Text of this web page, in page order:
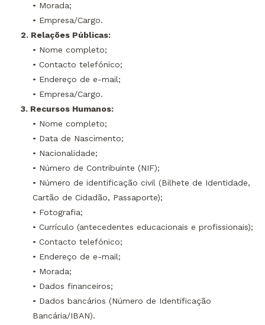
• Morada;
• Empresa/Cargo.
2. Relações Públicas:
• Nome completo;
• Contacto telefónico;
• Endereço de e-mail;
• Empresa/Cargo.
3. Recursos Humanos:
• Nome completo;
• Data de Nascimento;
• Nacionalidade;
• Número de Contribuinte (NIF);
• Número de identificação civil (Bilhete de Identidade,
Cartão de Cidadão, Passaporte);
• Fotografia;
• Currículo (antecedentes educacionais e profissionais);
• Contacto telefónico;
• Endereço de e-mail;
• Morada;
• Dados financeiros;
• Dados bancários (Número de Identificação
Bancária/IBAN).